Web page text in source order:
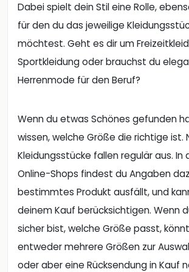
Dabei spielt dein Stil eine Rolle,
für den du das jeweilige
möchtest. Geht es dir um
Sportkleidung oder brauchst du
Herrenmode für den Beruf?
Wenn du etwas Schönes gefunden
wissen, welche Größe die richtige ist.
Kleidungsstücke fallen regulär aus. In
Online-Shops findest du Angaben
bestimmtes Produkt ausfällt, und
deinem Kauf berücksichtigen. Wenn
sicher bist, welche Größe passt,
entweder mehrere Größen zur
oder aber eine Rücksendung in Kauf